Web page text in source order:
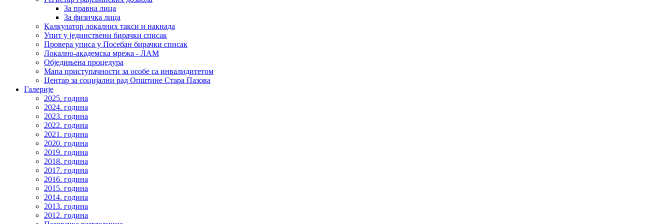
За правна лица
За физичка лица
Калкулатор локалних такси и накнада
Упит у јединствени бирачки списак
Провера уписа у Посебан бирачки списак
Локално-академска мрежа - ЛАМ
Обједињена процедура
Мапа приступачности за особе са инвалидитетом
Центар за социјални рад Општине Стара Пазова
Галерије
2025. година
2024. година
2023. година
2022. година
2021. година
2020. година
2019. година
2018. година
2017. година
2016. година
2015. година
2014. година
2013. година
2012. година